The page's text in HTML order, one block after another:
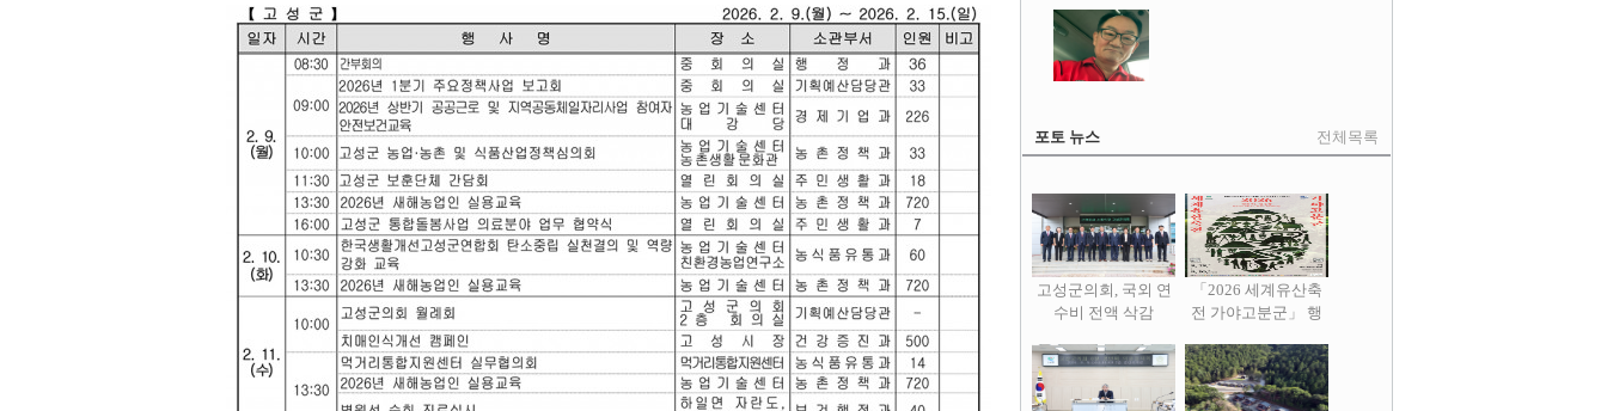
포토 뉴스 전체목록
고성군의회, 국외 연
수비 전액 삭감
「2026 세계유산축
전 가야고분군」 행